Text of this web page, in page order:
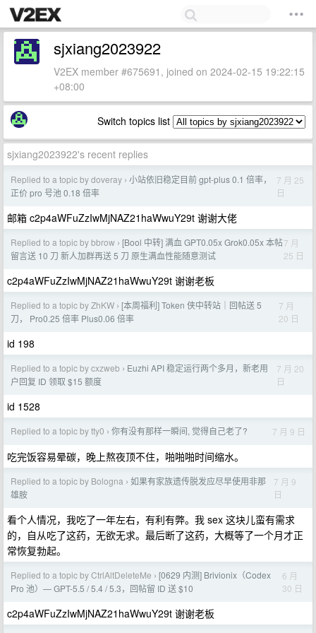
sjxiang2023922
V2EX member #675691, joined on 2024-02-15 19:22:15
+08:00
Switch topics list
sjxiang2023922's recent replies
Replied to a topic by doveray › 小站依旧稳定目前 gpt-plus 0.1 倍率，
正价 pro 号池 0.18 倍率
7 月 25
日
邮箱 c2p4aWFuZzIwMjNAZ21haWwuY29t 谢谢大佬
Replied to a topic by bbrow › [Bool 中转] 满血 GPT0.05x Grok0.05x 本帖
留言送 10 刀 新人加群再送 5 刀 原生满血性能随意测试
7 月
25 日
c2p4aWFuZzIwMjNAZ21haWwuY29t 谢谢老板
Replied to a topic by ZhKW › [本周福利] Token 侠中转站｜回帖送 5
刀， Pro0.25 倍率 Plus0.06 倍率
7 月
20 日
id 198
Replied to a topic by cxzweb › Euzhi API 稳定运行两个多月，新老用
户回复 ID 领取 $15 额度
7 月 20
日
id 1528
Replied to a topic by tty0 › 你有没有那样一瞬间, 觉得自己老了? 7 月 9 日
吃完饭容易晕碳，晚上熬夜顶不住，啪啪啪时间缩水。
Replied to a topic by Bologna › 如果有家族遗传脱发应尽早使用非那
雄胺
7 月 9
日
看个人情况，我吃了一年左右，有利有弊。我 sex 这块儿蛮有需求
的，自从吃了这药，无欲无求。最后断了这药，大概等了一个月才正
常恢复勃起。
Replied to a topic by CtrlAltDeleteMe › [0629 内测] Brivionix（Codex
Pro 池）— GPT-5.5 / 5.4 / 5.3，回帖留 ID 送 $10
6 月
30 日
c2p4aWFuZzIwMjNAZ21haWwuY29t 谢谢老板